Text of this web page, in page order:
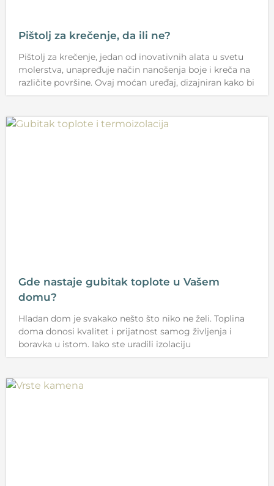
Pištolj za krečenje, da ili ne?
Pištolj za krečenje, jedan od inovativnih alata u svetu
molerstva, unapređuje način nanošenja boje i kreča na
različite površine. Ovaj moćan uređaj, dizajniran kako bi
Gde nastaje gubitak toplote u Vašem
domu?
Hladan dom je svakako nešto što niko ne želi. Toplina
doma donosi kvalitet i prijatnost samog življenja i
boravka u istom. Iako ste uradili izolaciju